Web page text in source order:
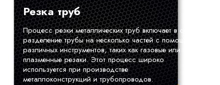
Резка труб
Процесс резки металлических труб включает в себя
разделение трубы на несколько частей с помощью
различных инструментов, таких как газовые или
плазменные резаки. Этот процесс широко
используется при производстве
металлоконструкций и трубопроводов.